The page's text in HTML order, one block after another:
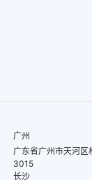
广州
广东省广州市天河区
3015
长沙